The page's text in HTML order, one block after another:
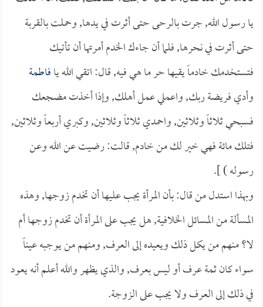
يا رسول الله, جرت بالرحى حتى أثرت في يدها, وحملت بالقربة
حتى أثرت في نحرها, فلما أن جاءك الخدم أمرتها أن تأتيك
فتستخدمك خادماً يقيها حر ما هي فيه, قال: اتقي الله يافاطمة
وأدي فريضة ربك, واعملي عمل أهلك, وإذا أخذت مضجعك
فسبحي ثلاثاً وثلاثين, واحمدي ثلاثاً وثلاثين, وكبري أربعاً وثلاثين,
فتلك مائة فهي خير لك من خادم, قالت: رضيت عن الله وعن
رسوله ) ].
وبهذا استدل من قال: بأن المرأة يجب عليها أن تخدم زوجها, وهذه
المسألة من المسائل الخلافية, هل يجب على المرأة أن تخدم زوجها أم
لا؟ منهم من يكل ذلك ويعيده إلى العرف, ومنهم من يوجبه عيناً
سواء كان ثمة عرف أو ليس بعرف, والذي يظهر والله أعلم أنه يعود
في ذلك إلى العرف ولا يجب على الزوجة.